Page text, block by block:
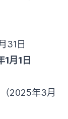
31日
月1日
（2025年3月